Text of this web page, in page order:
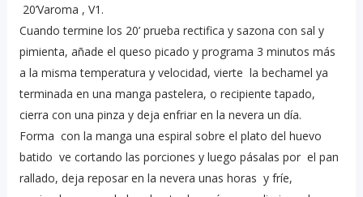
20’Varoma , V1.
Cuando termine los 20’ prueba rectifica y sazona con sal y
pimienta, añade el queso picado y programa 3 minutos más
a la misma temperatura y velocidad, vierte la bechamel ya
terminada en una manga pastelera, o recipiente tapado,
cierra con una pinza y deja enfriar en la nevera un día.
Forma con la manga una espiral sobre el plato del huevo
batido ve cortando las porciones y luego pásalas por el pan
rallado, deja reposar en la nevera unas horas y fríe,